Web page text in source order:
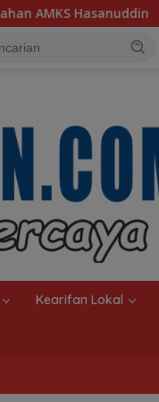
Ketua TP PKK
Kearifan Lokal